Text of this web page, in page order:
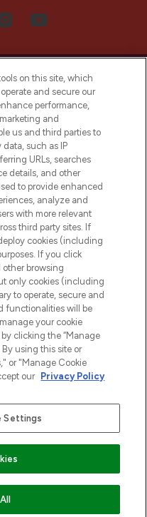
dowie się o
od niszowych i
trendach i
redakcyjne
cookie
My Personal
Group
on this site, which
and secure our
performance,
and
us and third parties to
such as IP
URLs, searches
details, and other
to provide enhanced
analyze and
with more relevant
third party sites. If
cookies (including
If you click
other browsing
only cookies (including
to operate, secure and
functionalities will be
your cookie
clicking the “Manage
using this site or
or "Manage Cookie
our Privacy Policy
Settings